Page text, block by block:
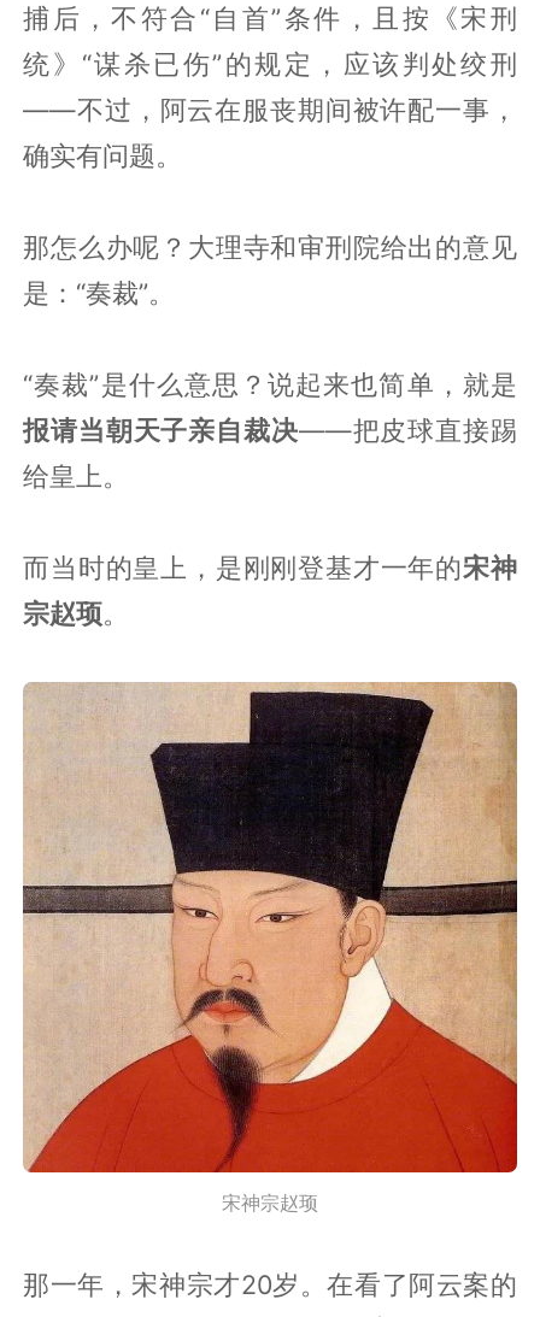
捕后，不符合“自首”条件，且按《宋刑
统》“谋杀已伤”的规定，应该判处绞刑
——不过，阿云在服丧期间被许配一事，
确实有问题。
那怎么办呢？大理寺和审刑院给出的意见
是：“奏裁”。
“奏裁”是什么意思？说起来也简单，就是
报请当朝天子亲自裁决——把皮球直接踢
给皇上。
而当时的皇上，是刚刚登基才一年的宋神
宗赵顼。
宋神宗赵顼
那一年，宋神宗才20岁。在看了阿云案的